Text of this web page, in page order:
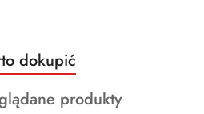
dokupić
produkty